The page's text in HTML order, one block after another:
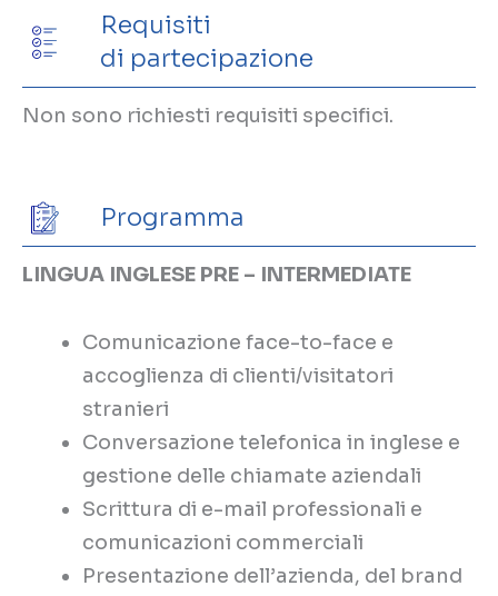
Requisiti
di partecipazione
Non sono richiesti requisiti specifici.
Programma
LINGUA INGLESE PRE – INTERMEDIATE
Comunicazione face-to-face e
accoglienza di clienti/visitatori
stranieri
Conversazione telefonica in inglese e
gestione delle chiamate aziendali
Scrittura di e-mail professionali e
comunicazioni commerciali
Presentazione dell’azienda, del brand